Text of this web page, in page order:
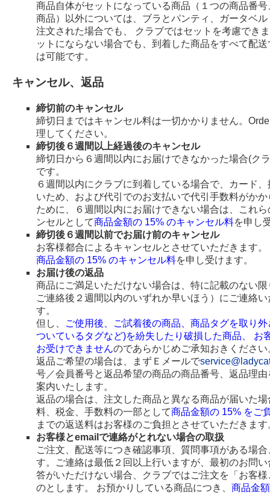
商品自体がセットになっている商品（１つの商品番
商品）以外については、ブラとパンティ、ガータベ
注文された場合でも、 クラブではセットを考慮でき
ットにならない場合でも、到着した商品をすべて配
は可能です。
キャンセル、返品
締切前のキャンセル
締切日まではキャンセル料は一切かかりません。
理してください。
締切後６週間以上経過後のキャンセル
締切日から６週間以内にお届けできなかった場合(ク
です。
６週間以内にクラブに到着している場合で、カード
いため、および代引でのお支払いで代引手数料がか
ために、６週間以内にお届けできない場合は、これ
ンセルとして商品金額の 15% のキャンセル料を申し
締切後６週間以前でお届け前のキャンセル
お客様都合によるキャンセルとさせていただきます。
商品金額の 15% のキャンセル料を申し受けます。
お届け後の返品
商品にご満足いただけない場合は、特に記載のない
ご連絡後２週間以内のいずれか早いほう）にご連絡
す。
但し、
ご使用後、ご試着後の商品、商品タグを取り
ついているタグなど)を紛失したり破損した商品、
お受けできませんのであらかじめご承知おきください
返品ご希望の場合は、まずＥメールで
号／会員番号と返品希望の商品の商品番号、返品理
案内いたします。
返品の場合は、注文した商品と異なる商品が届いた
料、税金、手数料の一部として商品金額の 15% をご
までの返送料はお客様のご負担とさせていただきます
お客様とemailで連絡がとれない場合の取扱
ご注文、配送等につき確認事項、質問事項がある場
す。ご連絡は最低２回以上行いますが、最初のお問
答がいただけない場合、クラブではご注文を「お客
のとします。 お預かりしている商品につき、 商品金